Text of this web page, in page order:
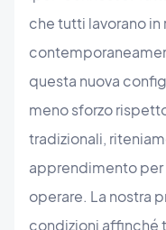
che tutti lavorano
questa nuova
meno sforzo
tradizionali,
apprendimento
operare. La nostra
condizioni affinché